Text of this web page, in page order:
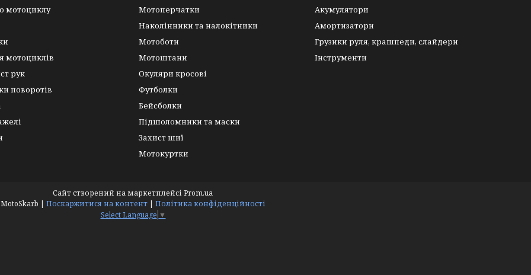
мотоциклу
мотоциклів
рук
поворотів
Мотоперчатки
Наколінники та налокітники
Мотоботи
Мотоштани
Окуляри кросові
Футболки
Бейсболки
Підшоломники та маски
Захист шиї
Мотокуртки
Акумулятори
Амортизатори
Грузики руля, крашпеди, слайдери
Інструменти
Сайт створений на маркетплейсі Prom.ua
MotoSkarb | Поскаржитися на контент | Політика конфіденційності
Select Language ▼